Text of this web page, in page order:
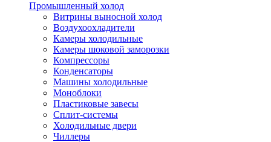
Промышленный холод
Витрины выносной холод
Воздухоохладители
Камеры холодильные
Камеры шоковой заморозки
Компрессоры
Конденсаторы
Машины холодильные
Моноблоки
Пластиковые завесы
Сплит-системы
Холодильные двери
Чиллеры